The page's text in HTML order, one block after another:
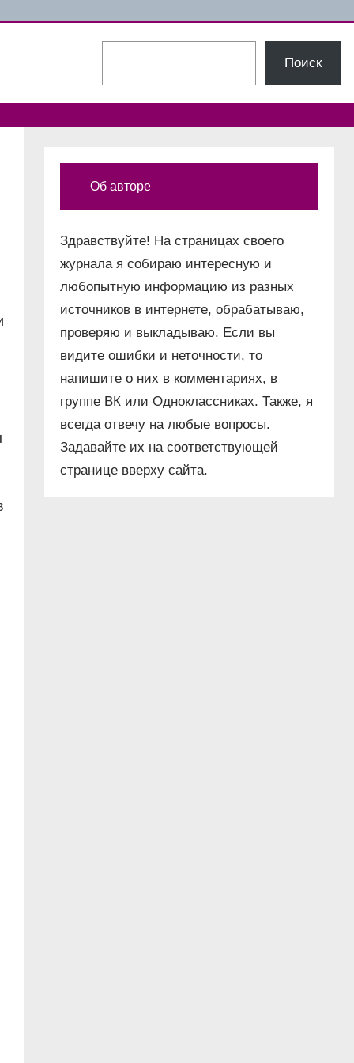
Поиск
Об авторе
Здравствуйте! На страницах своего
журнала я собираю интересную и
любопытную информацию из разных
источников в интернете, обрабатываю,
проверяю и выкладываю. Если вы
видите ошибки и неточности, то
напишите о них в комментариях, в
группе ВК или Одноклассниках. Также, я
всегда отвечу на любые вопросы.
Задавайте их на соответствующей
странице вверху сайта.